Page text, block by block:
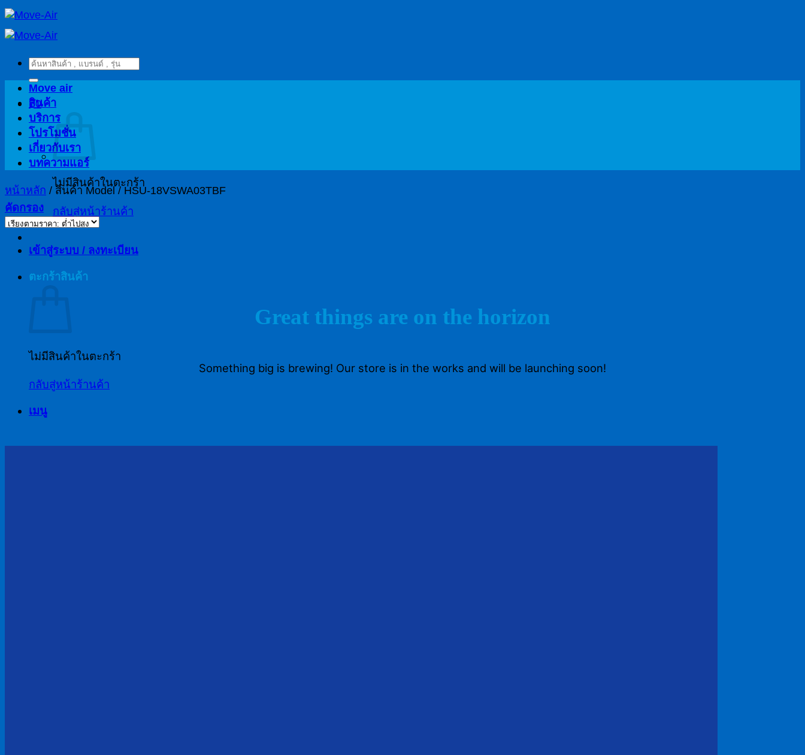
ข้าม
ไป
เนื้อหาค้นหา:
฿0
ไม่มีสินค้าในตะกร้า
กลับสู่หน้าร้านค้า
เข้าสู่ระบบ / ลงทะเบียน
ตะกร้าสินค้า
ไม่มีสินค้าในตะกร้า
กลับสู่หน้าร้านค้า
เมนู
Move air
สินค้า
บริการ
โปรโมชั่น
เกี่ยวกับเรา
บทความแอร์
หน้าหลัก / สินค้า Model/HSU-18VSWA03TBF
คัดกรอง
Great things are on the horizon
Something big is brewing! Our store is in the works and will be launching soon!